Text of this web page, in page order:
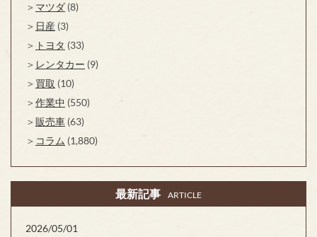
マツダ (8)
日産 (3)
トヨタ (33)
レンタカー (9)
買取 (10)
作業中 (550)
販売車 (63)
コラム (1,880)
最新記事 ARTICLE
2026/05/01